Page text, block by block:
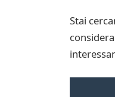
Stai